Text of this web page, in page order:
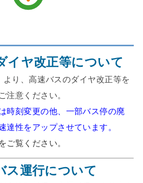
イヤ改正等について
より、高速バスのダイヤ改正等を
注意ください。
時刻変更の他、一部バス停の廃
達性をアップさせています。
ご覧ください。
ス運行について